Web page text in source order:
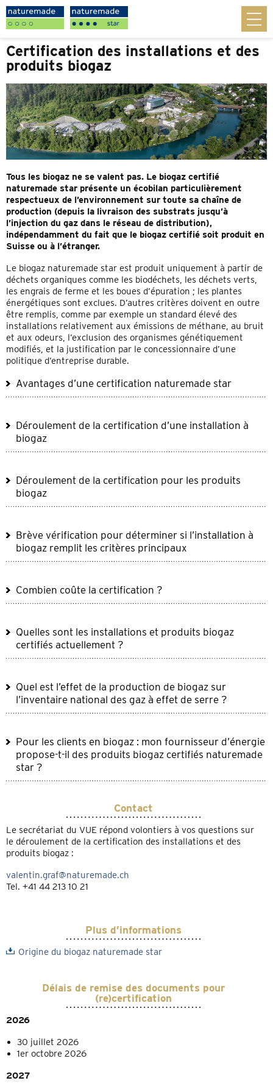
Certification des installations et des
produits biogaz
Tous les biogaz ne se valent pas. Le biogaz certifié
naturemade star présente un écobilan particulièrement
respectueux de l’environnement sur toute sa chaîne de
production (depuis la livraison des substrats jusqu’à
l’injection du gaz dans le réseau de distribution),
indépendamment du fait que le biogaz certifié soit produit en
Suisse ou à l’étranger.
Le biogaz naturemade star est produit uniquement à partir de
déchets organiques comme les biodéchets, les déchets verts,
les engrais de ferme et les boues d’épuration ; les plantes
énergétiques sont exclues. D’autres critères doivent en outre
être remplis, comme par exemple un standard élevé des
installations relativement aux émissions de méthane, au bruit
et aux odeurs, l’exclusion des organismes génétiquement
modifiés, et la justification par le concessionnaire d’une
politique d’entreprise durable.
Avantages d’une certification naturemade star
Déroulement de la certification d’une installation à
biogaz
Déroulement de la certification pour les produits
biogaz
Brève vérification pour déterminer si l’installation à
biogaz remplit les critères principaux
Combien coûte la certification ?
Quelles sont les installations et produits biogaz
certifiés actuellement ?
Quel est l’effet de la production de biogaz sur
l’inventaire national des gaz à effet de serre ?
Pour les clients en biogaz : mon fournisseur d’énergie
propose-t-il des produits biogaz certifiés naturemade
star ?
Contact
Le secrétariat du VUE répond volontiers à vos questions sur
le déroulement de la certification des installations et des
produits biogaz :
valentin.graf@naturemade.ch
Tel. +41 44 213 10 21
Plus d’informations
Origine du biogaz naturemade star
Délais de remise des documents pour
(re)certification
2026
30 juillet 2026
1er octobre 2026
2027